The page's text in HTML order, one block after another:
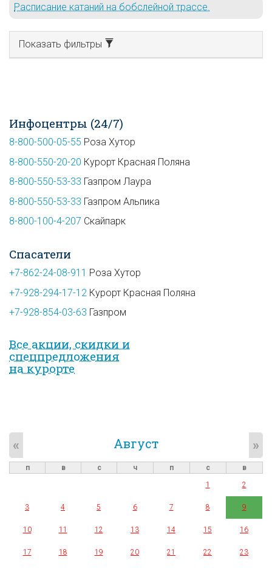
Расписание катаний на бобслейной трассе.
Показать фильтры
Инфоцентры (24/7)
8-800-500-05-55 Роза Хутор
8-800-550-20-20 Курорт Красная Поляна
8-800-550-53-33 Газпром Лаура
8-800-550-53-33 Газпром Альпика
8-800-100-4-207 Скайпарк
Спасатели
+7-862-24-08-911 Роза Хутор
+7-928-294-17-12 Курорт Красная Поляна
+7-928-854-03-63 Газпром
Все акции, скидки и
спец­предложе­ния
на курорте
Август
« »
п в с ч п с
в
1
2
3 4 5 6 7 8 9
10 11 12 13 14 15 16
17 18 19 20 21 22 23